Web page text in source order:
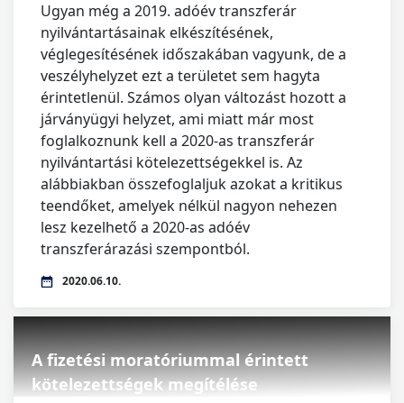
Ugyan még a 2019. adóév transzferár
nyilvántartásainak elkészítésének,
véglegesítésének időszakában vagyunk, de a
veszélyhelyzet ezt a területet sem hagyta
érintetlenül. Számos olyan változást hozott a
járványügyi helyzet, ami miatt már most
foglalkoznunk kell a 2020-as transzferár
nyilvántartási kötelezettségekkel is. Az
alábbiakban összefoglaljuk azokat a kritikus
teendőket, amelyek nélkül nagyon nehezen
lesz kezelhető a 2020-as adóév
transzferárazási szempontból.
2020.06.10.
A fizetési moratóriummal érintett
kötelezettségek megítélése